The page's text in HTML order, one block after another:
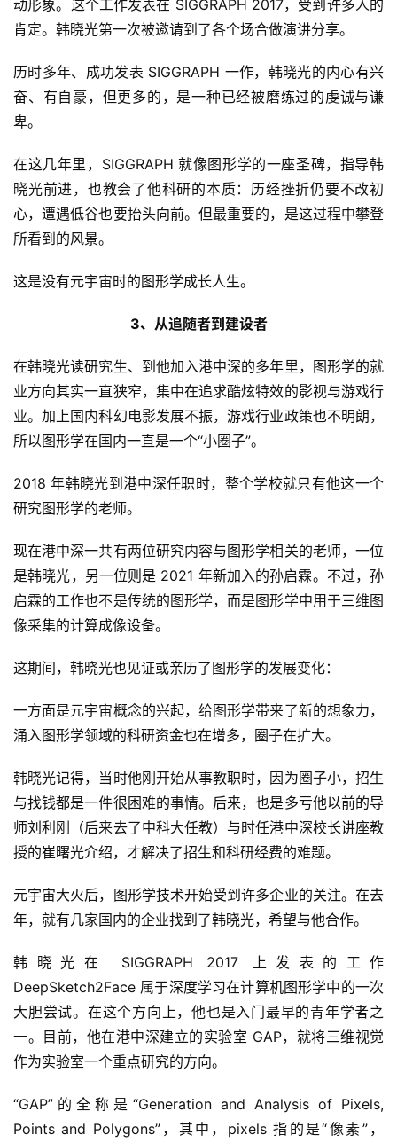
未
医
疗
能
驾
驶
慧
更
多
内
容
动形象。这个工作发表在 SIGGRAPH 2017，受到许多人的
肯定。韩晓光第一次被邀请到了各个场合做演讲分享。
历时多年、成功发表 SIGGRAPH 一作，韩晓光的内心有兴
奋、有自豪，但更多的，是一种已经被磨练过的虔诚与谦
卑。
在这几年里，SIGGRAPH 就像图形学的一座圣碑，指导韩
晓光前进，也教会了他科研的本质：历经挫折仍要不改初
心，遭遇低谷也要抬头向前。但最重要的，是这过程中攀登
所看到的风景。
这是没有元宇宙时的图形学成长人生。
3、从追随者到建设者
在韩晓光读研究生、到他加入港中深的多年里，图形学的就
业方向其实一直狭窄，集中在追求酷炫特效的影视与游戏行
业。加上国内科幻电影发展不振，游戏行业政策也不明朗，
所以图形学在国内一直是一个“小圈子”。
2018 年韩晓光到港中深任职时，整个学校就只有他这一个
研究图形学的老师。
现在港中深一共有两位研究内容与图形学相关的老师，一位
是韩晓光，另一位则是 2021 年新加入的孙启霖。不过，孙
启霖的工作也不是传统的图形学，而是图形学中用于三维图
像采集的计算成像设备。
这期间，韩晓光也见证或亲历了图形学的发展变化：
一方面是元宇宙概念的兴起，给图形学带来了新的想象力，
涌入图形学领域的科研资金也在增多，圈子在扩大。
韩晓光记得，当时他刚开始从事教职时，因为圈子小，招生
与找钱都是一件很困难的事情。后来，也是多亏他以前的导
师刘利刚（后来去了中科大任教）与时任港中深校长讲座教
授的崔曙光介绍，才解决了招生和科研经费的难题。
元宇宙大火后，图形学技术开始受到许多企业的关注。在去
年，就有几家国内的企业找到了韩晓光，希望与他合作。
韩晓光在 SIGGRAPH 2017 上发表的工作
DeepSketch2Face 属于深度学习在计算机图形学中的一次
大胆尝试。在这个方向上，他也是入门最早的青年学者之
一。目前，他在港中深建立的实验室 GAP，就将三维视觉
作为实验室一个重点研究的方向。
“GAP”的全称是“Generation and Analysis of Pixels,
Points and Polygons”，其中，pixels 指的是“像素”，